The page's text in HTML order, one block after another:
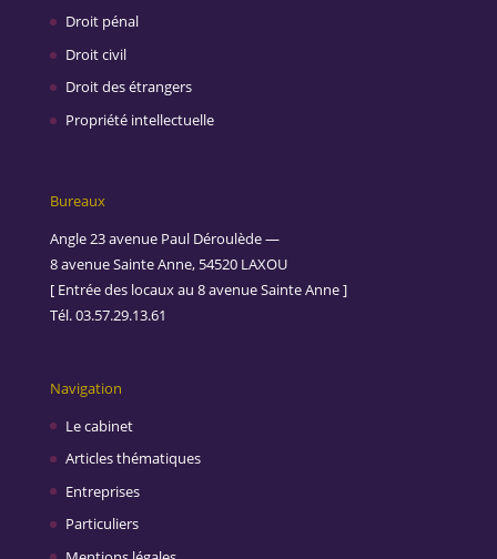
Droit pénal
Droit civil
Droit des étrangers
Propriété intellectuelle
Bureaux
Angle 23 avenue Paul Déroulède —
8 avenue Sainte Anne, 54520 LAXOU
[ Entrée des locaux au 8 avenue Sainte Anne ]
Tél. 03.57.29.13.61
Navigation
Le cabinet
Articles thématiques
Entreprises
Particuliers